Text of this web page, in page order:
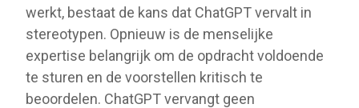
werkt, bestaat de kans dat ChatGPT vervalt in
stereotypen. Opnieuw is de menselijke
expertise belangrijk om de opdracht voldoende
te sturen en de voorstellen kritisch te
beoordelen. ChatGPT vervangt geen